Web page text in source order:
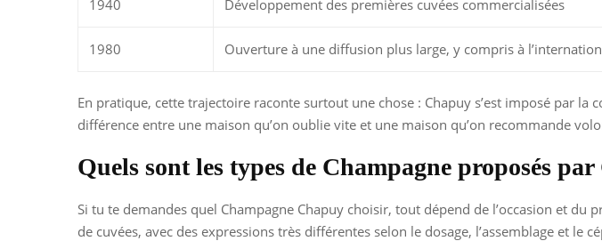
1940 Développement des premières cuvées commercialisées
1980 Ouverture à une diffusion plus large, y compris à
En pratique, cette trajectoire raconte surtout une chose : Chapuy s’est imposé par la
différence entre une maison qu’on oublie vite et une maison qu’on recommande
Quels sont les types de Champagne proposés
Si tu te demandes quel Champagne Chapuy choisir, tout dépend de l’occasion et
de cuvées, avec des expressions très différentes selon le dosage, l’assemblage et le